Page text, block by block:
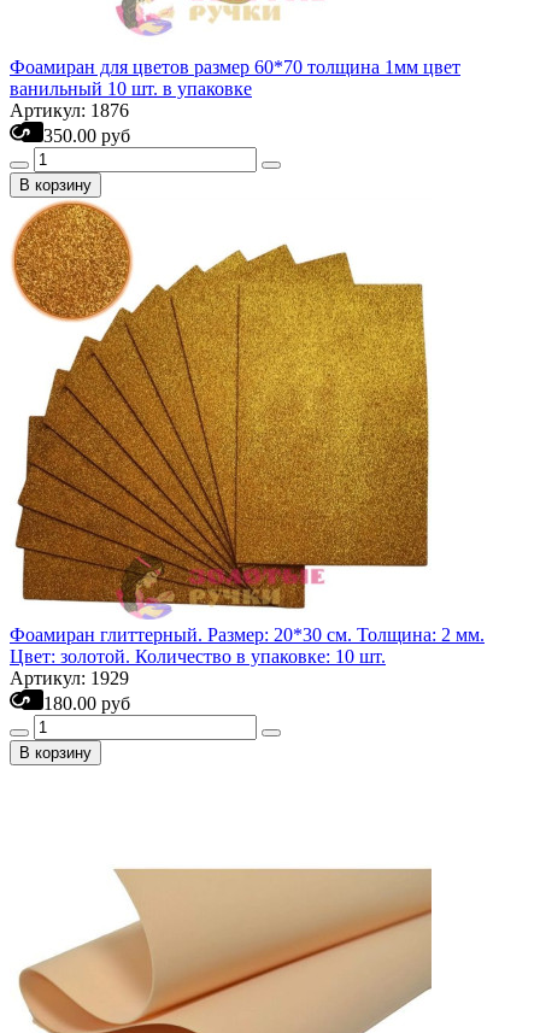
Фоамиран для цветов размер 60*70 толщина 1мм цвет
ванильный 10 шт. в упаковке
Артикул: 1876
350.00 руб
В корзину
Фоамиран глиттерный. Размер: 20*30 см. Толщина: 2 мм.
Цвет: золотой. Количество в упаковке: 10 шт.
Артикул: 1929
180.00 руб
В корзину